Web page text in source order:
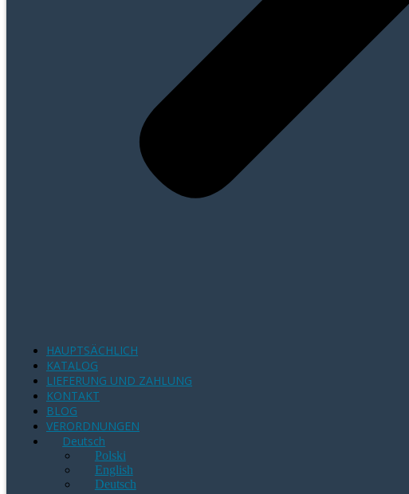
HAUPTSÄCHLICH
KATALOG
LIEFERUNG UND ZAHLUNG
KONTAKT
BLOG
VERORDNUNGEN
Deutsch
Polski
English
Deutsch